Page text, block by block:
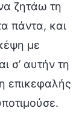
ζητάω τη
πάντα, και
με
σ’ αυτήν τη
επικεφαλής